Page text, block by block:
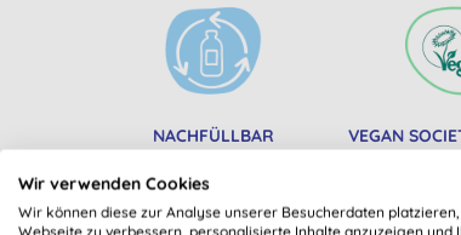
NACHFÜLLBAR VEGAN
Wir verwenden Cookies
Wir können diese zur Analyse unserer Besucherdaten
Webseite zu verbessern, personalisierte Inhalte anzuzeigen und